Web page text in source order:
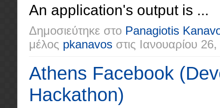
An application's output is ...
Δημοσιεύτηκε στο Panagiotis
μέλος pkanavos στις Ιανουαρίου
Athens Facebook
Hackathon)